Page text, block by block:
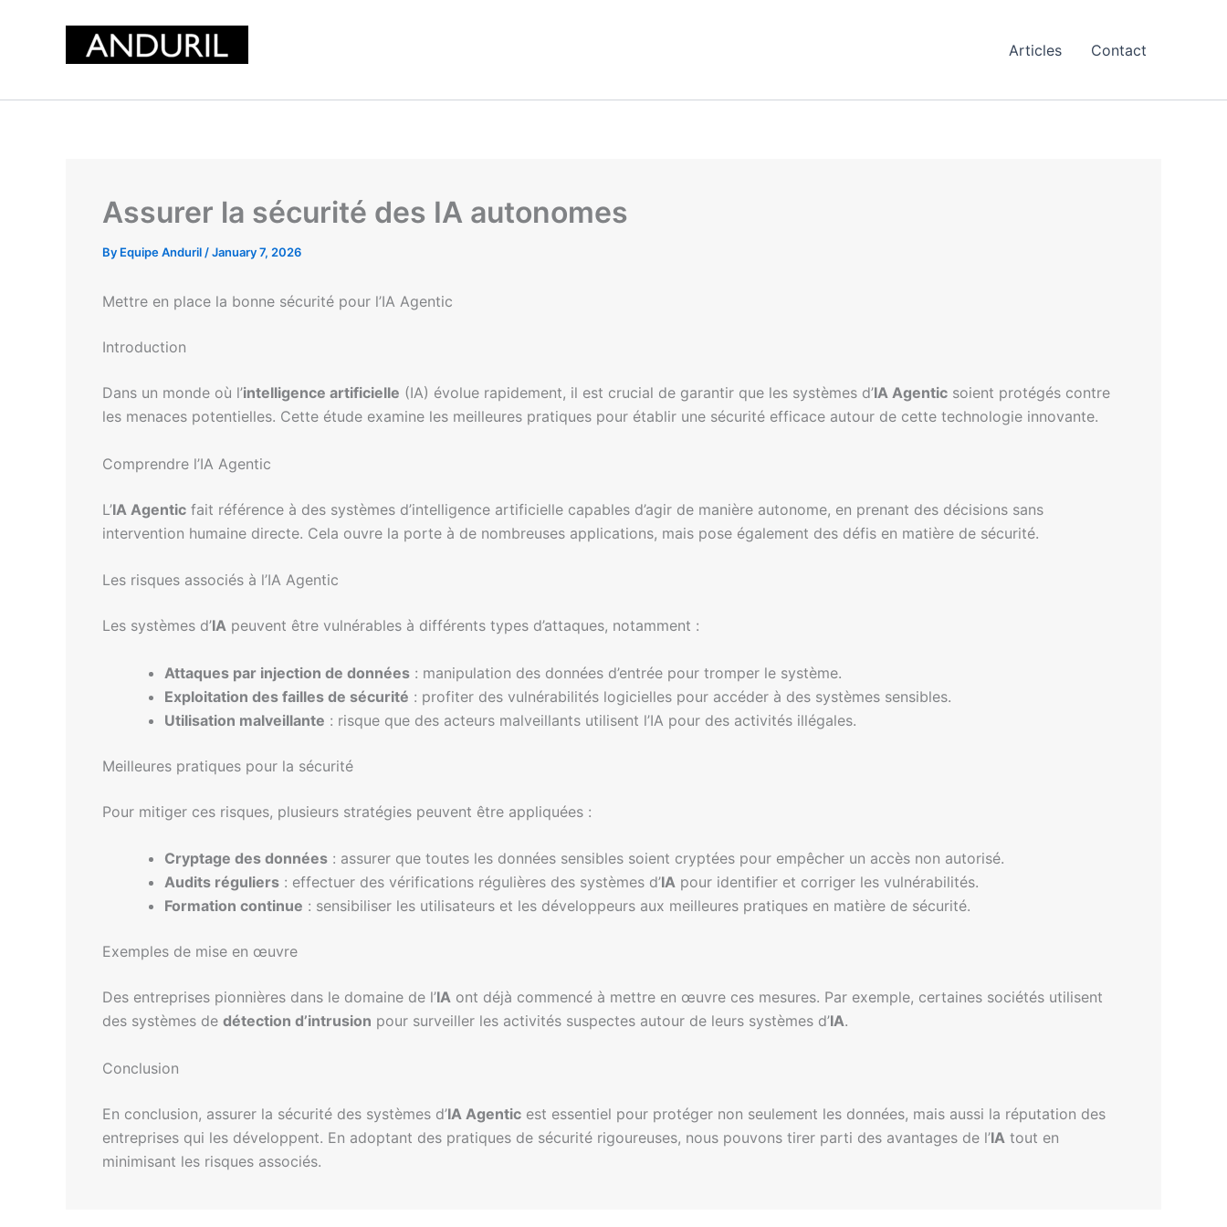
Articles Contact
Assurer la sécurité des IA autonomes
By Equipe Anduril /January 7, 2026
Mettre en place la bonne sécurité pour l’IA Agentic
Introduction
Dans un monde où l’intelligence artificielle (IA) évolue rapidement, il est crucial de garantir que les systèmes d’IA Agentic soient protégés contre
les menaces potentielles. Cette étude examine les meilleures pratiques pour établir une sécurité efficace autour de cette technologie innovante.
Comprendre l’IA Agentic
L’IA Agentic fait référence à des systèmes d’intelligence artificielle capables d’agir de manière autonome, en prenant des décisions sans
intervention humaine directe. Cela ouvre la porte à de nombreuses applications, mais pose également des défis en matière de sécurité.
Les risques associés à l’IA Agentic
Les systèmes d’IA peuvent être vulnérables à différents types d’attaques, notamment :
Attaques par injection de données : manipulation des données d’entrée pour tromper le système.
Exploitation des failles de sécurité : profiter des vulnérabilités logicielles pour accéder à des systèmes sensibles.
Utilisation malveillante : risque que des acteurs malveillants utilisent l’IA pour des activités illégales.
Meilleures pratiques pour la sécurité
Pour mitiger ces risques, plusieurs stratégies peuvent être appliquées :
Cryptage des données : assurer que toutes les données sensibles soient cryptées pour empêcher un accès non autorisé.
Audits réguliers : effectuer des vérifications régulières des systèmes d’IA pour identifier et corriger les vulnérabilités.
Formation continue : sensibiliser les utilisateurs et les développeurs aux meilleures pratiques en matière de sécurité.
Exemples de mise en œuvre
Des entreprises pionnières dans le domaine de l’IA ont déjà commencé à mettre en œuvre ces mesures. Par exemple, certaines sociétés utilisent
des systèmes de détection d’intrusion pour surveiller les activités suspectes autour de leurs systèmes d’IA.
Conclusion
En conclusion, assurer la sécurité des systèmes d’IA Agentic est essentiel pour protéger non seulement les données, mais aussi la réputation des
entreprises qui les développent. En adoptant des pratiques de sécurité rigoureuses, nous pouvons tirer parti des avantages de l’IA tout en
minimisant les risques associés.